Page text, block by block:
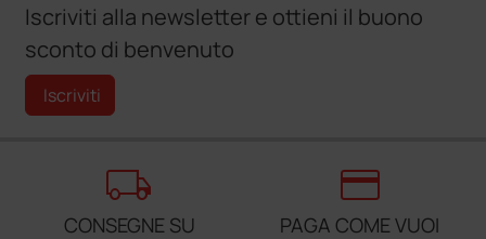
Iscriviti alla newsletter e ottieni il buono
sconto di benvenuto
Iscriviti
local_shipping
CONSEGNE SU
credit_card
PAGA COME VUOI